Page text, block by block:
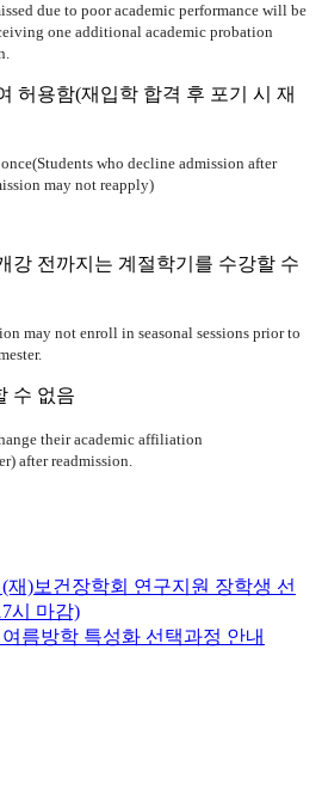
due to poor academic performance will be
one additional academic probation
허용함(재입학 합격 후 포기 시 재
who decline admission after
may not reapply)
강 전까지는 계절학기를 수강할 수
may not enroll in seasonal sessions prior to
수 없음
their academic affiliation
after readmission.
재)보건장학회 연구지원 장학생 선
시 마감)
름방학 특성화 선택과정 안내